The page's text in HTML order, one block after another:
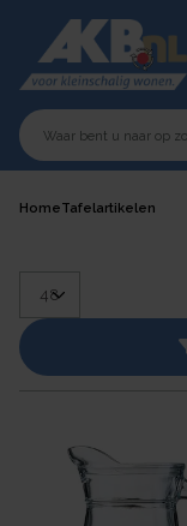
HomeTafelartikelen